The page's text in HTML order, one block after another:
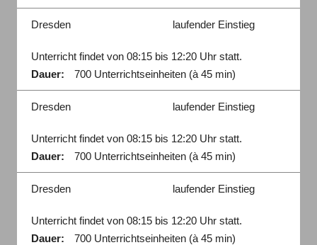
Dresden laufender Einstieg
Unterricht findet von 08:15 bis 12:20 Uhr statt.
Dauer:
700 Unterrichtseinheiten (à 45 min)
Dresden laufender Einstieg
Unterricht findet von 08:15 bis 12:20 Uhr statt.
Dauer:
700 Unterrichtseinheiten (à 45 min)
Dresden laufender Einstieg
Unterricht findet von 08:15 bis 12:20 Uhr statt.
Dauer:
700 Unterrichtseinheiten (à 45 min)